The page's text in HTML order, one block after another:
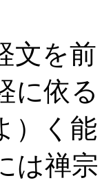
文を
に依
）く
は禅